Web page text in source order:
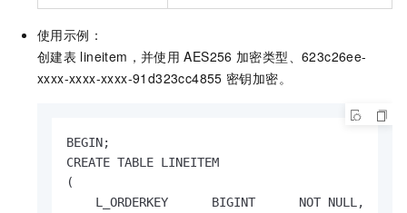
使用示例：
创建表 lineitem，并使用 AES256 加密类型、623c26ee-
xxxx-xxxx-xxxx-91d323cc4855 密钥加密。
BEGIN;
CREATE TABLE LINEITEM
(
    L_ORDERKEY      BIGINT      NOT NULL,